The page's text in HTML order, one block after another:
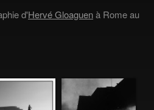
d'Hervé Gloaguenà Rome au